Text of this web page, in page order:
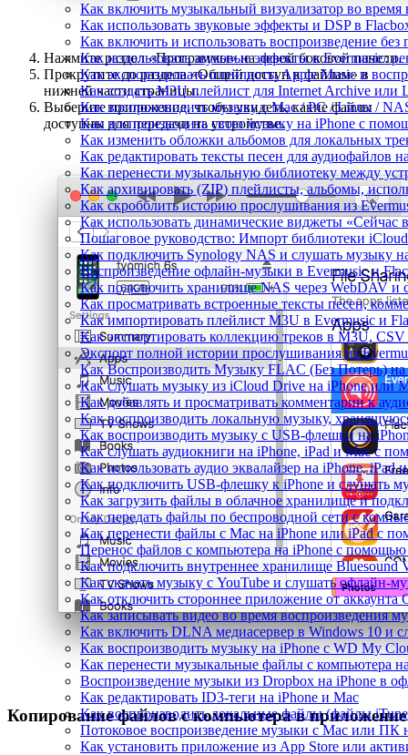
Как включить музыкальный визуализатор во
Как использовать звуковые эффекты и DSP в
Как включить и использовать воспроизведение без
Как использовать звуковые эффекты в Evermusic:
Как экспортировать плейлисты Apple Music и
Как создать M3U плейлист для Internet Archive или
Как воспроизводить музыку с Mac / PC / Linux /
Как воспроизводить свою музыку на iPhone с
Как изменить обложки альбомов для локальных
Как редактировать тексты песен для аудиофайлов
Как перенести музыкальную библиотеку между
Как архивировать (ZIP) плейлисты, альбомы,
Как скробблить историю прослушивания из
Как использовать динамические виджеты «Сейчас
Пошаговое руководство: Импорт библиотеки
Как подключить Synology NAS и слушать музыку
Воспроизведение офлайн-музыки в Evermusic и
Как подключить хранилище NAS через WebDAV и
Как просматривать встроенные тексты песен,
Как импортировать плейлист M3U в Evermusic и
Как экспортировать коллекцию треков в M3U,
Экспорт полной истории прослушивания из
Как Воспроизводить Музыку FLAC (Без Потерь)
Как слушать музыку из iCloud Drive на iPhone или
Как добавлять и просматривать комментарии к
Как воспроизводить локальную музыку,
Как воспроизводить музыку с USB-флешки на
Как слушать аудиокниги на iPhone, iPad и Mac с
Как использовать аудио эквалайзер на iPhone, iPad
Как подключить USB-флешку к iPhone и слушать
Как загрузить файлы в облачное хранилище и
Как передать файлы по беспроводной сети с
Как перенести файлы с Mac на iPhone или iPad с
Перенос файлов с компьютера на iPhone с
Как подключить внутреннее хранилище Bluesound
Как скачать музыку с YouTube и слушать офлайн-
Как отключить стороннее приложение от аккаунта
Как записывать видео во время воспроизведения
Как включить DLNA медиасервер в Windows 10 и
Как воспроизводить музыку на iPhone с WD My
Как перенести музыкальные файлы с компьютера
Воспроизведение музыки из Dropbox на iPhone в
Как редактировать ID3-теги на iPhone и Mac
Как воспроизводить локальные файлы (файлы
Потоковое воспроизведение музыки с Mac или ПК
Как установить приложение из App Store или
Нажмите раздел «Программы» на левой боковой панели.
Прокрутите до раздела «Общий доступ к файлам» в
нижней части страницы.
Выберите приложение, чтобы увидеть, какие файлы
доступны для передачи на устройстве.
Копирование файлов с компьютера в приложение